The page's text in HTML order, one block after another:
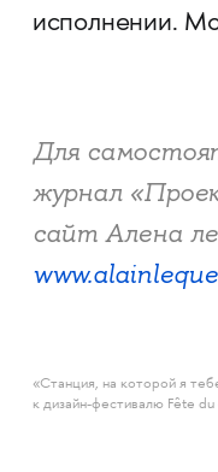
исполнении.
Для
журнал
сайт Алена
«Станция, на которой я
к дизайн-фестивалю Fête